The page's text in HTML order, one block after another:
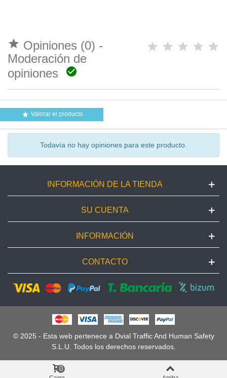
 Opiniones (0) -
Moderación de
opiniones

 Valorar el producto
Todavía no hay opiniones para este producto.
INFORMACIÓN DE LA TIENDA
SU CUENTA
INFORMACIÓN
CONTACTO
© 2025 - Esta web pertenece a Dvial Traffic And Human Safety
S.L.U. Todos los derechos reservados.
0